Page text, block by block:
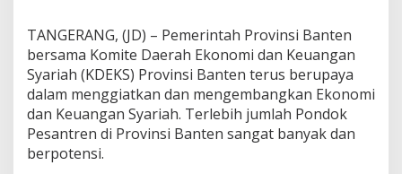
W
a
p
e
s
M
TANGERANG, (JD) – Pemerintah Provinsi Banten
bersama Komite Daerah Ekonomi dan Keuangan
Syariah (KDEKS) Provinsi Banten terus berupaya
dalam menggiatkan dan mengembangkan Ekonomi
dan Keuangan Syariah. Terlebih jumlah Pondok
Pesantren di Provinsi Banten sangat banyak dan
berpotensi.